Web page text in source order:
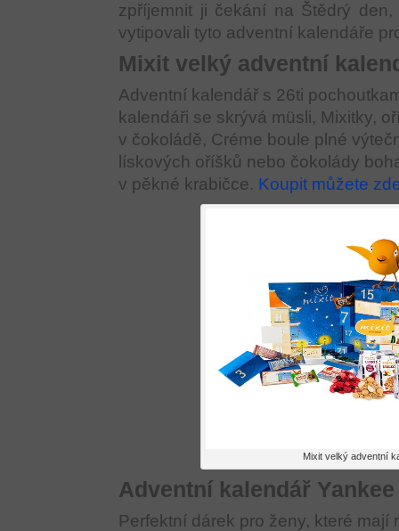
zpříjemnit ji čekání na Štědrý
vytipovali tyto adventní kalendáře
Mixit velký adventní
Adventní kalendář s 26ti
kalendáři se skrývá müsli, Mixitky,
v čokoládě, Créme boule plné
lískových oříšků nebo čokolády
v pěkné krabičce. Koupit můžete
Mixit velký adventní
Adventní kalendář
Perfektní dárek pro ženy, které mají